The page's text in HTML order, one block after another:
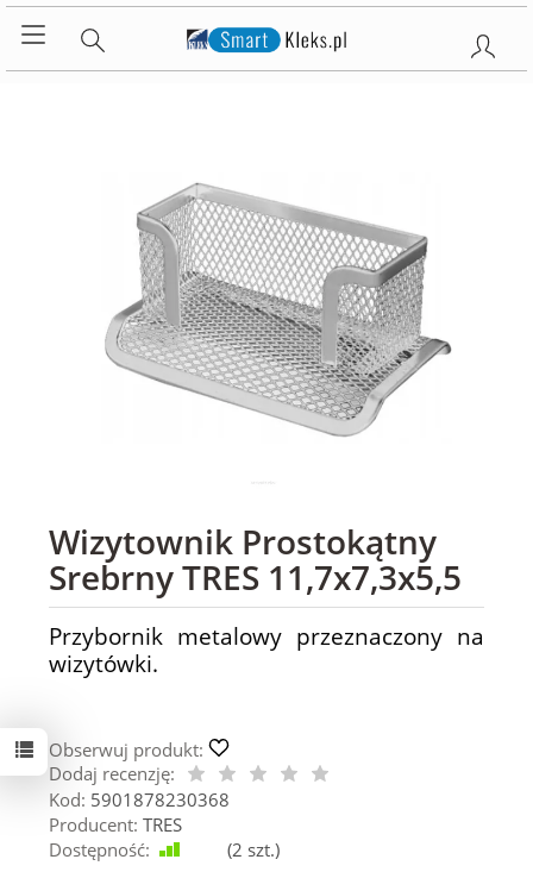
Wizytownik Prostokątny
Srebrny TRES 11,7x7,3x5,5
Przybornik metalowy przeznaczony na
wizytówki.
Obserwuj produkt:
Dodaj recenzję:
Kod: 5901878230368
Producent: TRES
Dostępność:
(2 szt.)